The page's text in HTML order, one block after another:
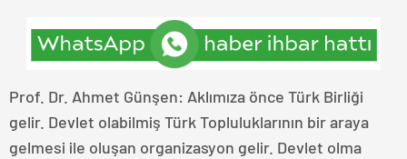
Prof. Dr. Ahmet Günşen: Aklımıza önce Türk Birliği
gelir. Devlet olabilmiş Türk Topluluklarının bir araya
gelmesi ile oluşan organizasyon gelir. Devlet olma